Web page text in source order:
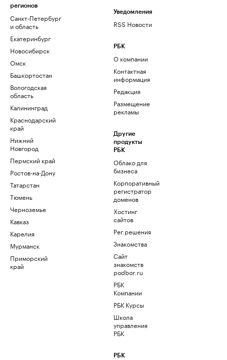
регионов
Санкт-Петербург
и область
Екатеринбург
Новосибирск
Омск
Башкортостан
Вологодская
область
Калининград
Краснодарский
край
Нижний
Новгород
Пермский край
Ростов-на-Дону
Татарстан
Тюмень
Черноземье
Кавказ
Карелия
Мурманск
Приморский
край
Уведомления
RSS Новости
РБК
О компании
Контактная
информация
Редакция
Размещение
рекламы
Другие
продукты
РБК
Облако для
бизнеса
Корпоративный
регистратор
доменов
Хостинг
сайтов
Рег.решения
Знакомства
Сайт
знакомств
podbor.ru
РБК
Компании
РБК Курсы
Школа
управления
РБК
РБК